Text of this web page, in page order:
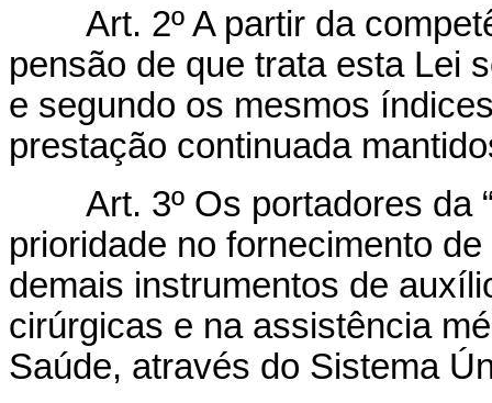
Art. 2º A partir da
pensão de que trata esta Lei
e segundo os mesmos
prestação continuada
Art. 3º Os portadores da
prioridade no fornecimento
demais instrumentos de
cirúrgicas e na assistência
Saúde, através do Sistema